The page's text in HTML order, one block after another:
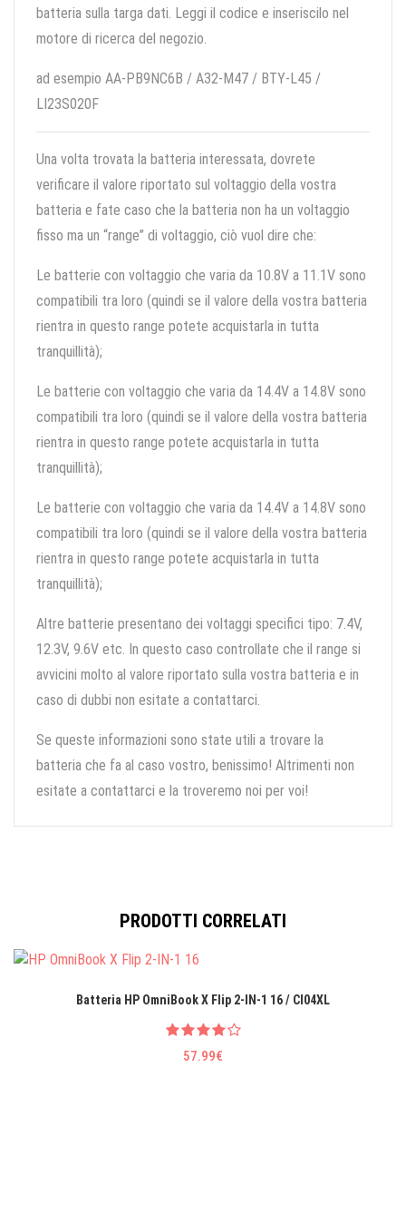
batteria sulla targa dati. Leggi il codice e inseriscilo nel
motore di ricerca del negozio.
ad esempio AA-PB9NC6B / A32-M47 / BTY-L45 /
LI23S020F
Una volta trovata la batteria interessata, dovrete
verificare il valore riportato sul voltaggio della vostra
batteria e fate caso che la batteria non ha un voltaggio
fisso ma un “range” di voltaggio, ciò vuol dire che:
Le batterie con voltaggio che varia da 10.8V a 11.1V sono
compatibili tra loro (quindi se il valore della vostra batteria
rientra in questo range potete acquistarla in tutta
tranquillità);
Le batterie con voltaggio che varia da 14.4V a 14.8V sono
compatibili tra loro (quindi se il valore della vostra batteria
rientra in questo range potete acquistarla in tutta
tranquillità);
Le batterie con voltaggio che varia da 14.4V a 14.8V sono
compatibili tra loro (quindi se il valore della vostra batteria
rientra in questo range potete acquistarla in tutta
tranquillità);
Altre batterie presentano dei voltaggi specifici tipo: 7.4V,
12.3V, 9.6V etc. In questo caso controllate che il range si
avvicini molto al valore riportato sulla vostra batteria e in
caso di dubbi non esitate a contattarci.
Se queste informazioni sono state utili a trovare la
batteria che fa al caso vostro, benissimo! Altrimenti non
esitate a contattarci e la troveremo noi per voi!
PRODOTTI CORRELATI
Batteria HP OmniBook X Flip 2-IN-1 16 / CI04XL
57.99€